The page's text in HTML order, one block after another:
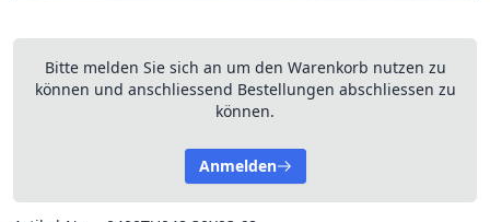
Bitte melden Sie sich an um den Warenkorb nutzen zu
können und anschliessend Bestellungen abschliessen zu
können.
Anmelden